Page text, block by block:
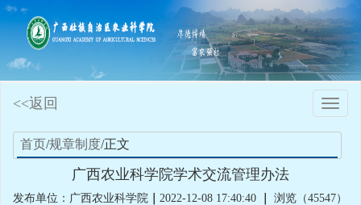
Toggle
<<返回
首页/规章制度/正文
广西农业科学院学术交流管理办法
发布单位：广西农业科学院 2022-12-08 17:40:40 浏览（45547）